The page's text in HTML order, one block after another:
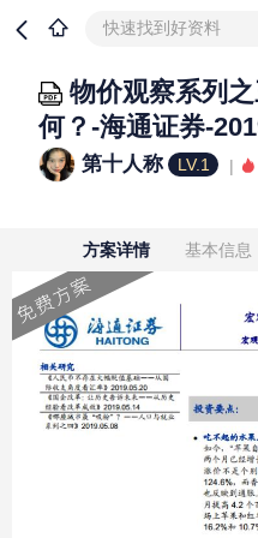
快速找到好资料
物价观察系列
何？-海通证券-
第十人称 LV.1
方案详情 基本信息